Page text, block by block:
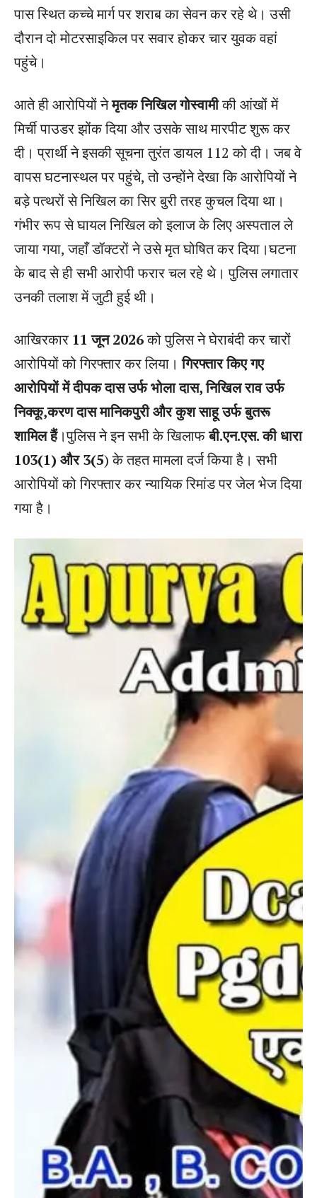
पास स्थित कच्चे मार्ग पर शराब का सेवन कर रहे थे। उसी
दौरान दो मोटरसाइकिल पर सवार होकर चार युवक वहां
पहुंचे।
आते ही आरोपियों नेमृतक निखिल गोस्वामीकी आंखों में
मिर्ची पाउडर झोंक दिया और उसके साथ मारपीट शुरू कर
दी। प्रार्थी ने इसकी सूचना तुरंत डायल 112 को दी। जब वे
वापस घटनास्थल पर पहुंचे, तो उन्होंने देखा कि आरोपियों ने
बड़े पत्थरों से निखिल का सिर बुरी तरह कुचल दिया था।
गंभीर रूप से घायल निखिल को इलाज के लिए अस्पताल ले
जाया गया, जहाँ डॉक्टरों ने उसे मृत घोषित कर दिया।घटना
के बाद से ही सभी आरोपी फरार चल रहे थे। पुलिस लगातार
उनकी तलाश में जुटी हुई थी।
आखिरकार 11 जून 2026को पुलिस ने घेराबंदी कर चारों
आरोपियों को गिरफ्तार कर लिया।गिरफ्तार किए गए
आरोपियों में दीपक दास उर्फ भोला दास, निखिल राव उर्फ
निक्कू,करण दास मानिकपुरी और कुश साहू उर्फ बुतरू
शामिल हैं।​पुलिस ने इन सभी के खिलाफबी.एन.एस. की धारा
103(1) और 3(5) के तहत मामला दर्ज किया है। सभी
आरोपियों को गिरफ्तार कर न्यायिक रिमांड पर जेल भेज दिया
गया है।